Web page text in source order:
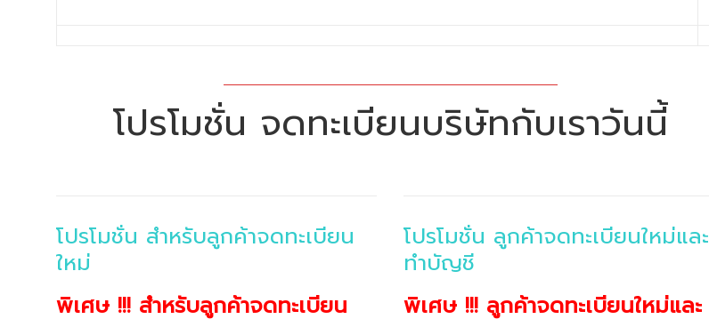
โปรโมชั่น จดทะเบียนบริษัทกับเราวันนี้
โปรโมชั่น สำหรับลูกค้าจดทะเบียน
ใหม่
พิเศษ !!! สำหรับลูกค้าจดทะเบียน
โปรโมชั่น ลูกค้าจดทะเบียนใหม่และ
ทำบัญชี
พิเศษ !!! ลูกค้าจดทะเบียนใหม่และ